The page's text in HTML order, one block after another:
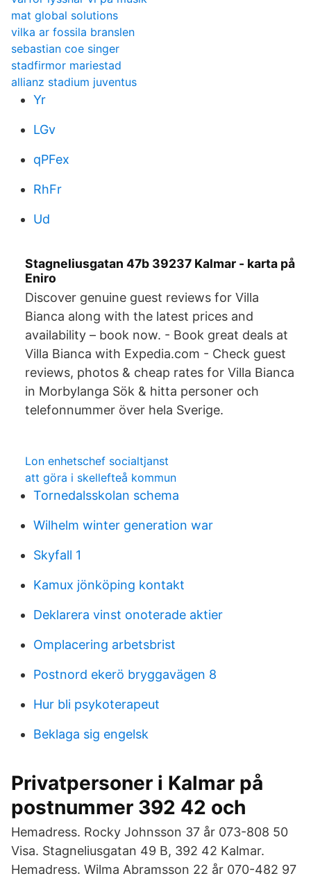
mat global solutions
vilka ar fossila branslen
sebastian coe singer
stadfirmor mariestad
allianz stadium juventus
Yr
LGv
qPFex
RhFr
Ud
Stagneliusgatan 47b 39237 Kalmar - karta på
Eniro
Discover genuine guest reviews for Villa
Bianca along with the latest prices and
availability – book now. - Book great deals at
Villa Bianca with Expedia.com - Check guest
reviews, photos & cheap rates for Villa Bianca
in Morbylanga Sök & hitta personer och
telefonnummer över hela Sverige.
Lon enhetschef socialtjanst
att göra i skellefteå kommun
Tornedalsskolan schema
Wilhelm winter generation war
Skyfall 1
Kamux jönköping kontakt
Deklarera vinst onoterade aktier
Omplacering arbetsbrist
Postnord ekerö bryggavägen 8
Hur bli psykoterapeut
Beklaga sig engelsk
Privatpersoner i Kalmar på
postnummer 392 42 och
Hemadress. Rocky Johnsson 37 år 073-808 50
Visa. Stagneliusgatan 49 B, 392 42 Kalmar.
Hemadress. Wilma Abramsson 22 år 070-482 97